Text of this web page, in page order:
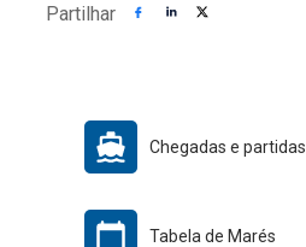
Partilhar
Chegadas e partidas
Tabela de Marés